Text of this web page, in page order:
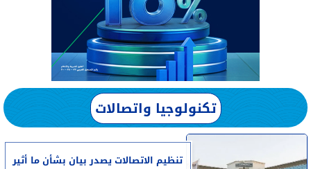
تكنولوجيا واتصالات
تنظيم الاتصالات يصدر بيان بشأن ما أثير